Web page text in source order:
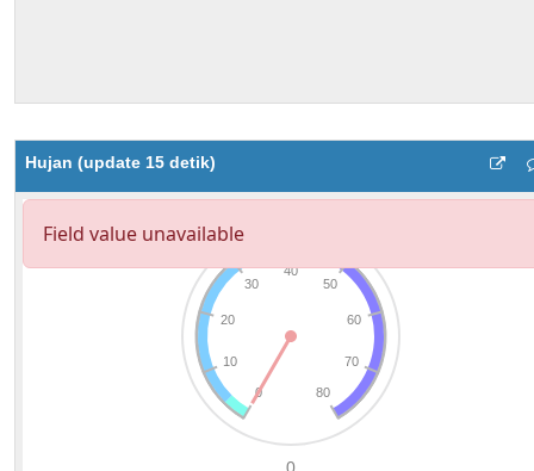
Hujan (update 15 detik)